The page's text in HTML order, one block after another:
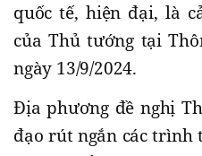
quốc tế, hiện đại, là
của Thủ tướng tại
ngày 13/9/2024.
Địa phương đề nghị
đạo rút ngắn các trình